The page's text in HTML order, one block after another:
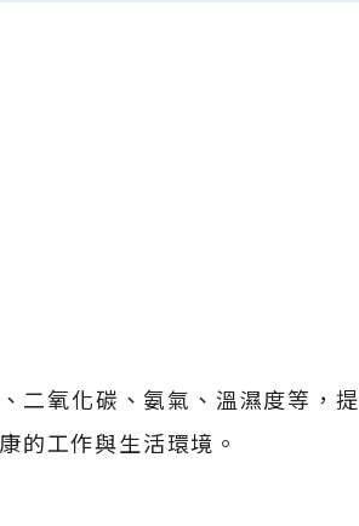
二氧化碳、氨氣、溫濕度等，
的工作與生活環境。